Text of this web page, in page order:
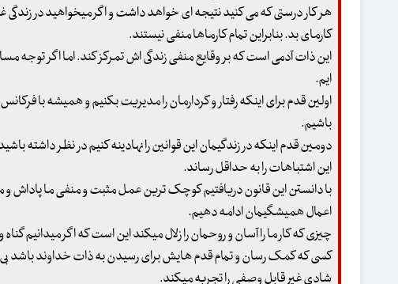
هر کار درستی که می کنید نتیجه ای خواهد داشت و اگر میخواهید در
کارمای بد. بنابراین تمام کارماها منفی نیستند.
این ذات آدمی است که بر وقایع منفی زندگی اش تمرکز کند. اما اگر توجه
ایم.
اولین قدم برای اینکه رفتار و کردارمان را مدیریت بکنیم و همیشه با
باشیم.
دومین قدم اینکه در زندگیمان این قوانین را نهادینه کنیم در نظر داشته
این اشتباهات را به حداقل رساند.
با دانستن این قانون دریافتیم کوچک ترین عمل مثبت و منفی ما پاداش
اعمال همیشگیمان ادامه دهیم.
چیزی که کار ما را آسان و روحمان را زلال میکند این است که اگر میدانیم
کسی که کمک رسان و تمام قدم هایش برای رسیدن به ذات خداوند باشد
شادی غیر قابل وصفی را تجربه میکند.